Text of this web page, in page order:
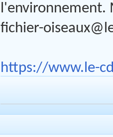
l'environnement.
fichier-
https://www.le-